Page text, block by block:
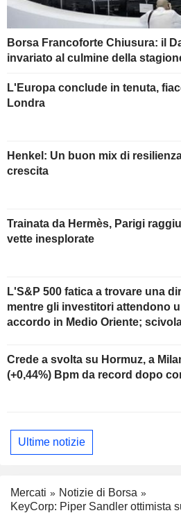
Borsa Francoforte Chiusura: il
invariato al culmine della
L'Europa conclude in tenuta,
Londra
Henkel: Un buon mix di
crescita
Trainata da Hermès, Parigi
vette inesplorate
L'S&P 500 fatica a trovare una
mentre gli investitori attendono
accordo in Medio Oriente;
Crede a svolta su Hormuz, a
(+0,44%) Bpm da record dopo
Ultime notizie
Mercati
Notizie di Borsa
KeyCorp: Piper Sandler ottimista